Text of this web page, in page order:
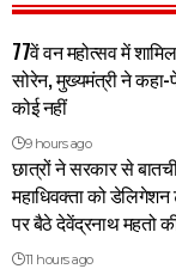
77वें वन महोत्सव में
सोरेन, मुख्यमंत्री ने
कोई नहीं
9 hours ago
छात्रों ने सरकार से
महाधिवक्ता को
पर बैठे देवेंद्रनाथ महतो
11 hours ago